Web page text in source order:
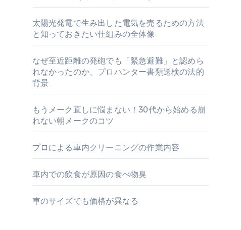
太陽光発電で生み出した電気を売るための方法
と知っておきたい仕組みの全体像
なぜ至近距離の発砲でも「緊急避難」と認めら
れなかったのか、プロハンター書類送検の法的
背景
もうメーク直しに悩まない！30代から始める崩
れない朝メークのコツ
プロによる車内クリーニングの作業内容
車内での飲食が原因の食べ物臭
車のサイズでも価格が異なる